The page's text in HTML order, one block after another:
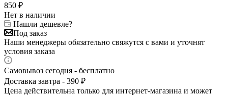
850 ₽
Нет в наличии
Нашли дешевле?
Под заказ
Наши менеджеры обязательно свяжутся с вами и уточнят
условия заказа
Самовывоз сегодня - бесплатно
Доставка завтра - 390 ₽
Цена действительна только для интернет-магазина и может